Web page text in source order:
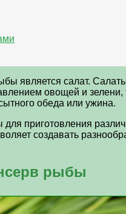
является салат.
овощей и
обеда или ужина.
приготовления
создавать
рыбы